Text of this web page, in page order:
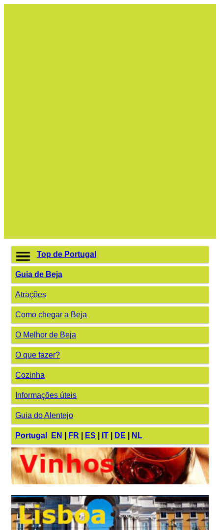
Top de Portugal
Guia de Beja
Atrações
Como chegar a Beja
O Melhor de Beja
O que fazer?
Cozinha
Informações úteis
Guia do Alentejo
Portugal EN FR ES IT DE NL